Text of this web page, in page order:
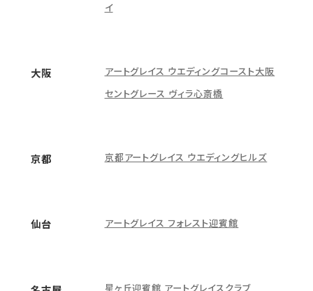
イ
大阪
アートグレイス ウエディングコースト大阪
セントグレース ヴィラ心斎橋
京都 京都アートグレイス ウエディングヒルズ
仙台 アートグレイス フォレスト迎賓館
星ヶ丘迎賓館 アートグレイスクラブ